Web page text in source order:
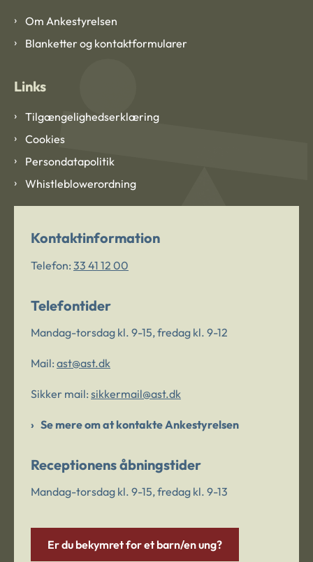
Om Ankestyrelsen
Blanketter og kontaktformularer
Links
Tilgængelighedserklæring
Cookies
Persondatapolitik
Whistleblowerordning
Kontaktinformation
Telefon: 33 41 12 00
Telefontider
Mandag-torsdag kl. 9-15, fredag kl. 9-12
Mail: ast@ast.dk
Sikker mail: sikkermail@ast.dk
Se mere om at kontakte Ankestyrelsen
Receptionens åbningstider
Mandag-torsdag kl. 9-15, fredag kl. 9-13
Er du bekymret for et barn/en ung?